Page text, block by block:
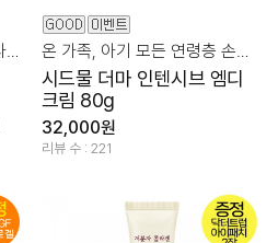
시드물 더마 인텐시브 엠디
크림 80g
32,000원
리뷰 수 : 221